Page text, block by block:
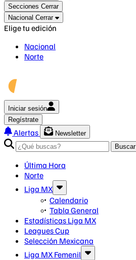
Secciones Cerrar
Nacional Cerrar
Elige tu edición
Nacional
Norte
Iniciar sesión
Regístrate
Alertas
Newsletter
Buscar
Última Hora
Norte
Liga MX
Calendario
Tabla General
Estadísticas Liga MX
Leagues Cup
Selección Mexicana
Liga MX Femenil